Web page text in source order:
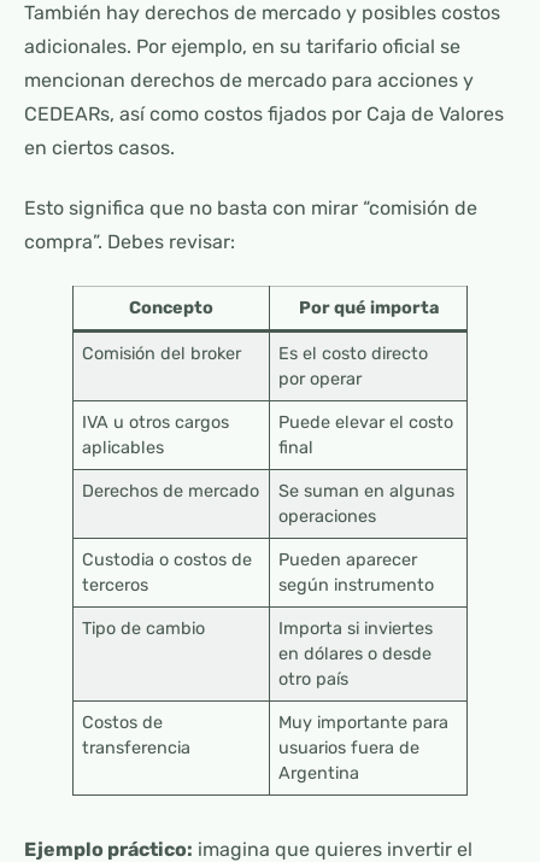
También hay derechos de mercado y posibles costos
adicionales. Por ejemplo, en su tarifario oficial se
mencionan derechos de mercado para acciones y
CEDEARs, así como costos fijados por Caja de Valores
en ciertos casos.
Esto significa que no basta con mirar “comisión de
compra”. Debes revisar:
Concepto Por qué importa
Comisión del broker
Es el costo directo
por operar
IVA u otros cargos
aplicables
Puede elevar el costo
final
Derechos de mercado
Se suman en algunas
operaciones
Custodia o costos de
terceros
Pueden aparecer
según instrumento
Tipo de cambio
Importa si inviertes
en dólares o desde
otro país
Costos de
transferencia
Muy importante para
usuarios fuera de
Argentina
Ejemplo práctico: imagina que quieres invertir el